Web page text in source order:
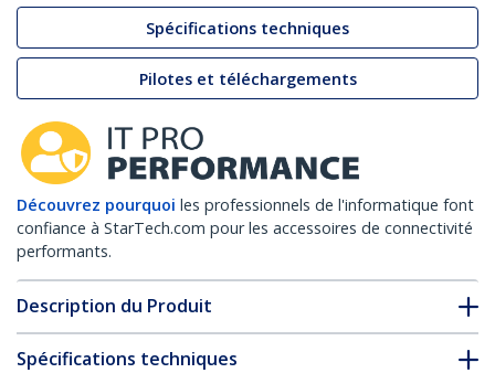
Spécifications techniques
Pilotes et téléchargements
Découvrez pourquoi les professionnels de l'informatique font
confiance à StarTech.com pour les accessoires de connectivité
performants.
Description du Produit
Spécifications techniques